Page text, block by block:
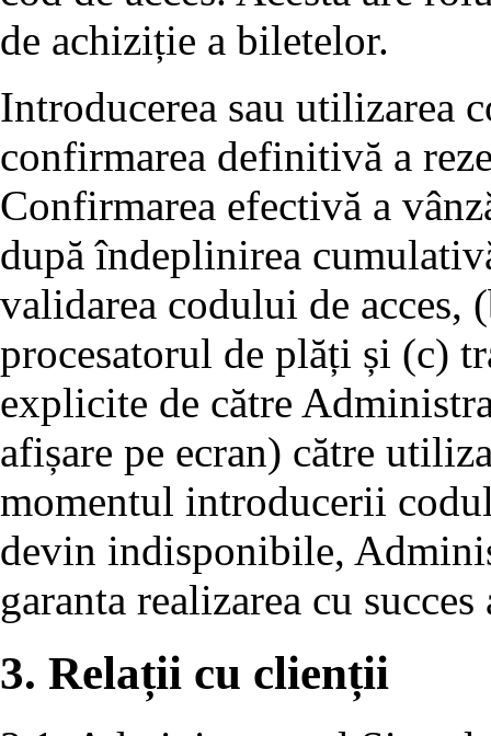
de achiziție a biletelor.
Introducerea sau utilizarea
confirmarea definitivă a
Confirmarea efectivă a
după îndeplinirea
validarea codului de acces,
procesatorul de plăți și (c)
explicite de către
afișare pe ecran) către
momentul introducerii
devin indisponibile,
garanta realizarea cu
3. Relații cu clienții